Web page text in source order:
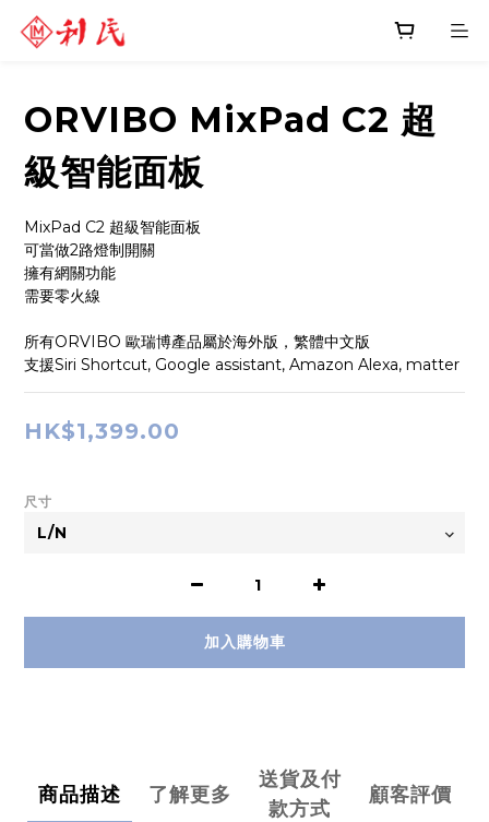
ORVIBO MixPad C2 超
級智能面板
MixPad C2 超級智能面板
可當做2路燈制開關
擁有網關功能
需要零火線
所有ORVIBO 歐瑞博產品屬於海外版，繁體中文版
支援Siri Shortcut, Google assistant, Amazon Alexa, matter
HK$1,399.00
尺寸
加入購物車
商品描述 了解更多
送貨及付
款方式
顧客評價